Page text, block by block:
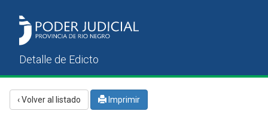
‹ Volver al listado Imprimir